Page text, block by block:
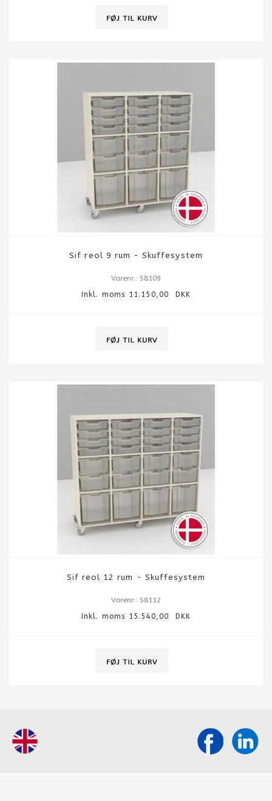
Sif reol 9 rum - Skuffesystem
Varenr.: S8109
Inkl. moms 11.150,00 DKK
Sif reol 12 rum - Skuffesystem
Varenr.: S8112
Inkl. moms 15.540,00 DKK